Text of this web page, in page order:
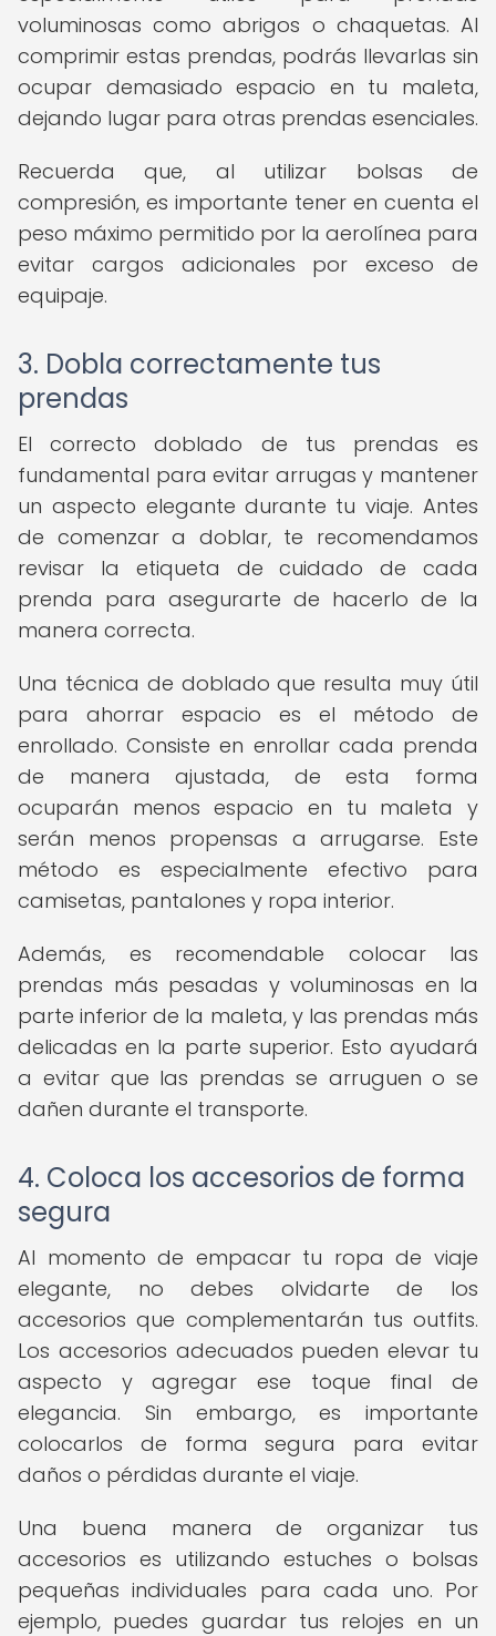
voluminosas como abrigos o chaquetas. Al
comprimir estas prendas, podrás llevarlas sin
ocupar demasiado espacio en tu maleta,
dejando lugar para otras prendas esenciales.
Recuerda que, al utilizar bolsas de
compresión, es importante tener en cuenta el
peso máximo permitido por la aerolínea para
evitar cargos adicionales por exceso de
equipaje.
3. Dobla correctamente tus
prendas
El correcto doblado de tus prendas es
fundamental para evitar arrugas y mantener
un aspecto elegante durante tu viaje. Antes
de comenzar a doblar, te recomendamos
revisar la etiqueta de cuidado de cada
prenda para asegurarte de hacerlo de la
manera correcta.
Una técnica de doblado que resulta muy útil
para ahorrar espacio es el método de
enrollado. Consiste en enrollar cada prenda
de manera ajustada, de esta forma
ocuparán menos espacio en tu maleta y
serán menos propensas a arrugarse. Este
método es especialmente efectivo para
camisetas, pantalones y ropa interior.
Además, es recomendable colocar las
prendas más pesadas y voluminosas en la
parte inferior de la maleta, y las prendas más
delicadas en la parte superior. Esto ayudará
a evitar que las prendas se arruguen o se
dañen durante el transporte.
4. Coloca los accesorios de forma
segura
Al momento de empacar tu ropa de viaje
elegante, no debes olvidarte de los
accesorios que complementarán tus outfits.
Los accesorios adecuados pueden elevar tu
aspecto y agregar ese toque final de
elegancia. Sin embargo, es importante
colocarlos de forma segura para evitar
daños o pérdidas durante el viaje.
Una buena manera de organizar tus
accesorios es utilizando estuches o bolsas
pequeñas individuales para cada uno. Por
ejemplo, puedes guardar tus relojes en un